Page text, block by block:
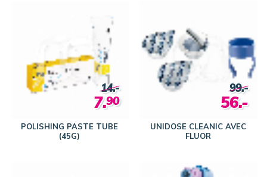
POLISHING PASTE TUBE
(45G)
14.-
7.90
UNIDOSE CLEANIC AVEC
FLUOR
99.-
56.-